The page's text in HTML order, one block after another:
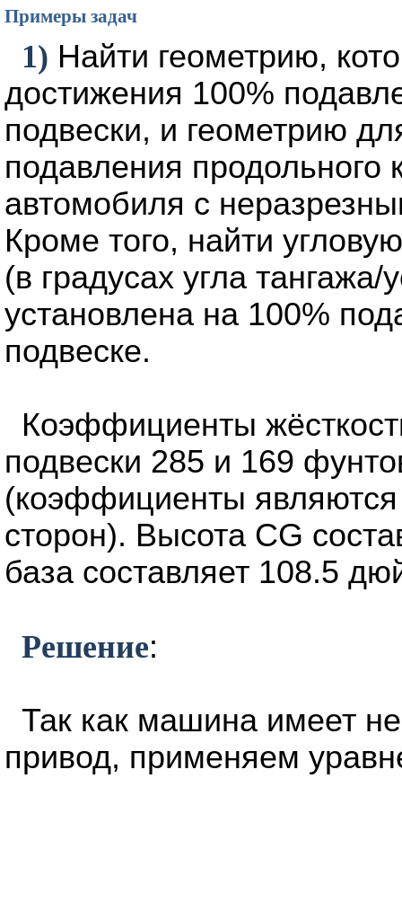
Примеры задач
1) Найти геометрию,
достижения 100%
подвески, и геометрию
подавления продольного
автомобиля с
Кроме того, найти
(в градусах угла
установлена ​​на 100%
подвеске.
Коэффициенты
подвески 285 и 169
(коэффициенты
сторон). Высота CG
база составляет 108.5
Решение:
Так как машина имеет
привод, применяем